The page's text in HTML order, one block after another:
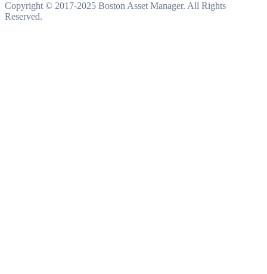
Copyright © 2017-2025 Boston Asset Manager. All Rights
Reserved.